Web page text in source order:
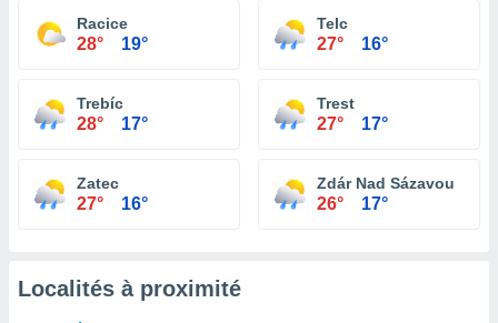
Racice
28° 19°
Telc
27° 16°
Trebíc
28° 17°
Trest
27° 17°
Zatec
27° 16°
Zdár Nad Sázavou
26° 17°
Localités à proximité